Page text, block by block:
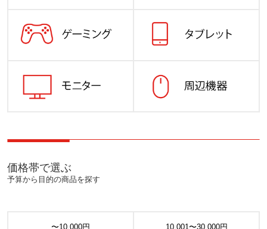
価格帯で選ぶ
予算から目的の商品を探す
〜10,000円 10,001〜30,000円